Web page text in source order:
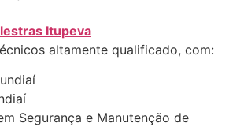
Itupeva
altamente qualificado, com:
Segurança e Manutenção de